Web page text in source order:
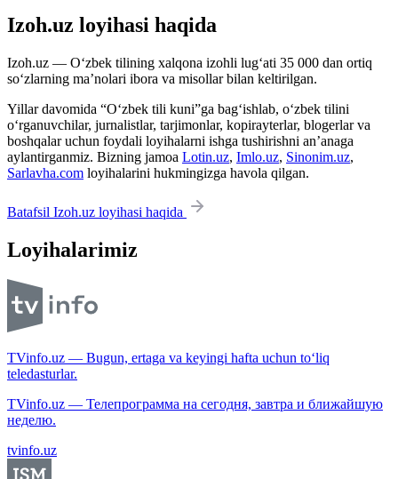
Izoh.uz loyihasi haqida
Izoh.uz — O‘zbek tilining xalqona izohli lug‘ati 35 000 dan ortiq
so‘zlarning ma’nolari ibora va misollar bilan keltirilgan.
Yillar davomida “O‘zbek tili kuni”ga bag‘ishlab, o‘zbek tilini
o‘rganuvchilar, jurnalistlar, tarjimonlar, kopirayterlar, blogerlar va
boshqalar uchun foydali loyihalarni ishga tushirishni an’anaga
aylantirganmiz. Bizning jamoa Lotin.uz, Imlo.uz, Sinonim.uz,
Sarlavha.com loyihalarini hukmingizga havola qilgan.
Batafsil Izoh.uz loyihasi haqida
Loyihalarimiz
TVinfo.uz — Bugun, ertaga va keyingi hafta uchun to‘liq
teledasturlar.
TVinfo.uz — Телепрограмма на сегодня, завтра и ближайшую
неделю.
tvinfo.uz